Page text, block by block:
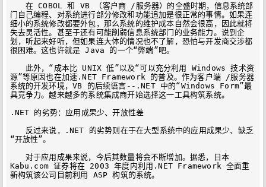
在 COBOL 和 VB （客户商 /服务器）的全盛时期，信息系统部
门自己编程、对系统进行部分修改和功能追加是很正常的事情。如果连
细小的系统修改都要外包，那么系统的维护成本自然会很高，因此就将
失去灵活性。甚至于还有可能削弱信息系统部门的业务能力。说到企
划，听起来好听，但如果连大体的情况也不了解，恐怕与开发商交涉都
很困难。这也许就是 Java 的一个“弊端”吧。
此外，“成本比 UNIX 低”以及“可以充分利用 Windows 技术资
源”等原因也在加速.NET Framework 的普及。作为客户端 /服务器
系统的开发环境，VB 的后续语言--.NET 中的“Windows Form”最
具竞争力。越来越多的系统集成商开始选择这一工具构筑系统。
.NET 的劣势：应用成果少、开放性差
反过来说，.NET 的劣势则在于在大型系统中的应用成果少、缺乏
“开放性”。
对于应用成果来说，今后其数量将会不断增加。据悉，日本
Kabu.com 证券将在 2003 年度内利用.NET Framework 全面重
新构筑该公司目前利用 ASP 构筑的系统。